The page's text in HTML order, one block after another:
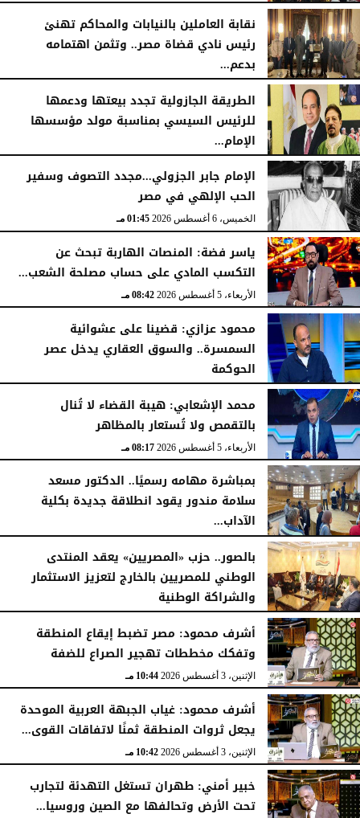
الجمعة، 7 أغسطس 2026
نقابة العاملين بالنيابات والمحاكم تهنئ
رئيس نادي قضاة مصر.. وتثمن اهتمامه
بدعم...
الخميس، 6 أغسطس 2026
الطريقة الجازولية تجدد بيعتها ودعمها
للرئيس السيسي بمناسبة مولد مؤسسها
الإمام...
الخميس، 6 أغسطس 2026
الإمام جابر الجزولي...مجدد التصوف وسفير
الحب الإلهي في مصر
الخميس، 6 أغسطس 2026 01:45 مـ
ياسر فضة: المنصات الهاربة تبحث عن
التكسب المادي على حساب مصلحة الشعب...
الأربعاء، 5 أغسطس 2026 08:42 مـ
محمود عزازي: قضينا على عشوائية
السمسرة.. والسوق العقاري يدخل عصر
الحوكمة
الأربعاء، 5 أغسطس 2026
محمد الإشعابي: هيبة القضاء لا تُنال
بالتقمص ولا تُستعار بالمظاهر
الأربعاء، 5 أغسطس 2026 08:17 مـ
بمباشرة مهامه رسميًا.. الدكتور مسعد
سلامة مندور يقود انطلاقة جديدة بكلية
الآداب...
الأربعاء، 5 أغسطس 2026
بالصور.. حزب «المصريين» يعقد المنتدى
الوطني للمصريين بالخارج لتعزيز الاستثمار
والشراكة الوطنية
الثلاثاء، 4 أغسطس 2026
أشرف محمود: مصر تضبط إيقاع المنطقة
وتفكك مخططات تهجير الصراع للضفة
الإثنين، 3 أغسطس 2026 10:44 مـ
أشرف محمود: غياب الجبهة العربية الموحدة
يجعل ثروات المنطقة ثمنًا لاتفاقات القوى...
الإثنين، 3 أغسطس 2026 10:42 مـ
خبير أمني: طهران تستغل التهدئة لتجارب
تحت الأرض وتحالفها مع الصين وروسيا...